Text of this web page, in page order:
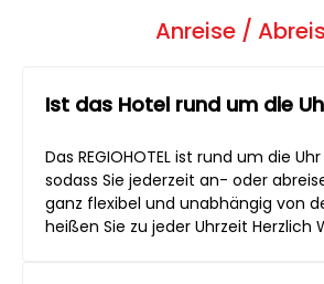
Anreise /
Ist das Hotel rund um die
Das REGIOHOTEL ist rund um die
sodass Sie jederzeit an- oder
ganz flexibel und unabhängig von
heißen Sie zu jeder Uhrzeit Herzlich